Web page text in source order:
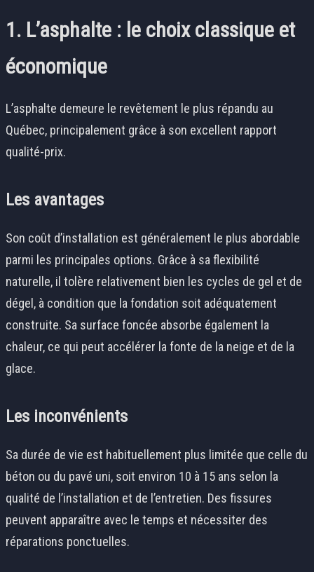
1. L’asphalte : le choix classique et
économique
L’asphalte demeure le revêtement le plus répandu au
Québec, principalement grâce à son excellent rapport
qualité-prix.
Les avantages
Son coût d’installation est généralement le plus abordable
parmi les principales options. Grâce à sa flexibilité
naturelle, il tolère relativement bien les cycles de gel et de
dégel, à condition que la fondation soit adéquatement
construite. Sa surface foncée absorbe également la
chaleur, ce qui peut accélérer la fonte de la neige et de la
glace.
Les inconvénients
Sa durée de vie est habituellement plus limitée que celle du
béton ou du pavé uni, soit environ 10 à 15 ans selon la
qualité de l’installation et de l’entretien. Des fissures
peuvent apparaître avec le temps et nécessiter des
réparations ponctuelles.